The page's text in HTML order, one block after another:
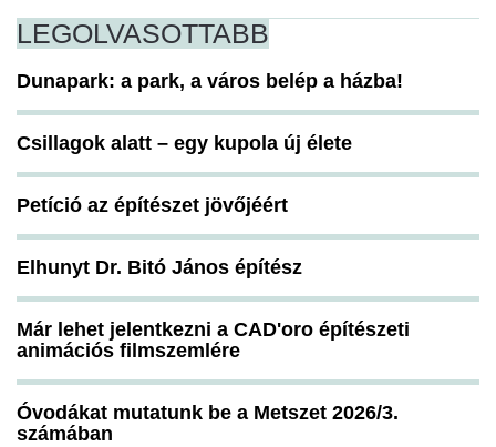
LEGOLVASOTTABB
Dunapark: a park, a város belép a házba!
Csillagok alatt – egy kupola új élete
Petíció az építészet jövőjéért
Elhunyt Dr. Bitó János építész
Már lehet jelentkezni a CAD'oro építészeti
animációs filmszemlére
Óvodákat mutatunk be a Metszet 2026/3.
számában